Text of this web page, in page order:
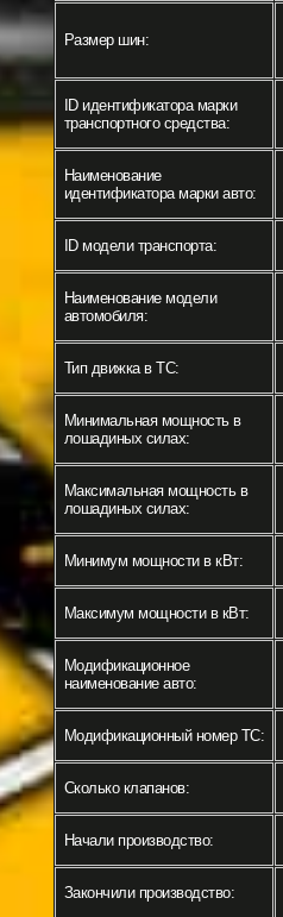
Размер шин:
ID идентификатора марки
транспортного средства:
Наименование
идентификатора марки авто:
ID модели транспорта:
Наименование модели
автомобиля:
Тип движка в ТС:
Минимальная мощность в
лошадиных силах:
Максимальная мощность в
лошадиных силах:
Минимум мощности в кВт:
Максимум мощности в кВт:
Модификационное
наименование авто:
Модификационный номер ТС:
Сколько клапанов:
Начали производство:
Закончили производство: